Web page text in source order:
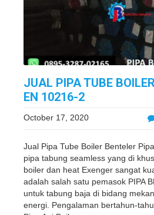
JUAL PIPA TUBE
EN 10216-2
October 17, 2020
Jual Pipa Tube Boiler Benteler
pipa tabung seamless yang di
boiler dan heat Exenger sangat
adalah salah satu pemasok PIPA
untuk tabung baja di bidang
energi. Pengalaman bertahun-